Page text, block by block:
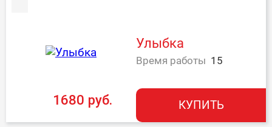
Улыбка
Время работы 15
1680 руб. КУПИТЬ